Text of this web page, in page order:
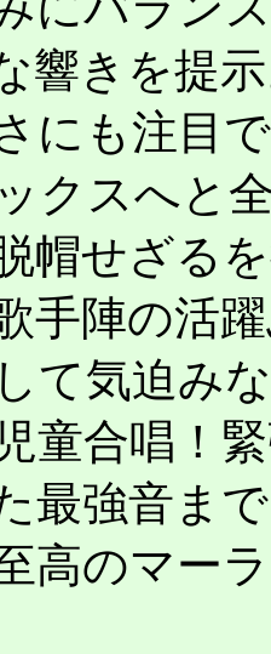
響きを提
にも注目
クスへと
帽せざる
手陣の活
て気迫み
童合唱！
最強音ま
高のマー